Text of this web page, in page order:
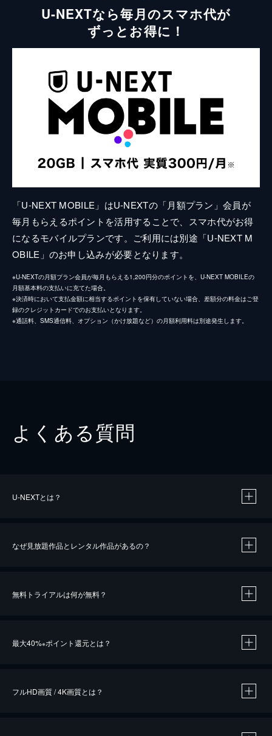
U-NEXTなら毎月のスマホ代が
ずっとお得に！
「U-NEXT MOBILE」はU-NEXTの「月額プラン」会員が
毎月もらえるポイントを活用することで、スマホ代がお得
になるモバイルプランです。ご利用には別途「U-NEXT M
OBILE」のお申し込みが必要となります。
※U-NEXTの月額プラン会員が毎月もらえる1,200円分のポイントを、U-NEXT MOBILEの
月額基本料の支払いに充てた場合。
※決済時において支払金額に相当するポイントを保有していない場合、差額分の料金はご登
録のクレジットカードでのお支払いとなります。
※通話料、SMS通信料、オプション（かけ放題など）の月額利用料は別途発生します。
よくある質問
U-NEXTとは？
なぜ見放題作品とレンタル作品があるの？
無料トライアルは何が無料？
最大40%※ポイント還元とは？
フルHD画質 / 4K画質とは？